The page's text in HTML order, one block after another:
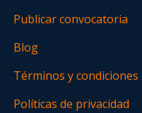
Publicar convocatoria
Blog
Términos y condiciones
Políticas de privacidad